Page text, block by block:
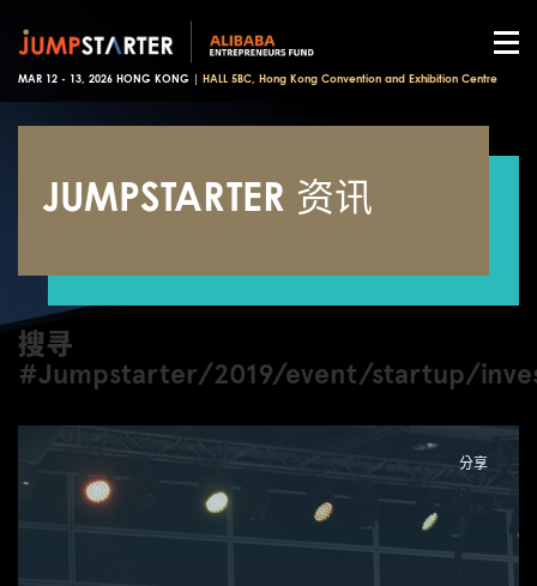
MAR 12 - 13, 2026 HONG KONG | HALL 5BC, Hong Kong Convention and Exhibition Centre
JUMPSTARTER 资讯
搜寻
#Jumpstarter/2019/event/startup/
分享